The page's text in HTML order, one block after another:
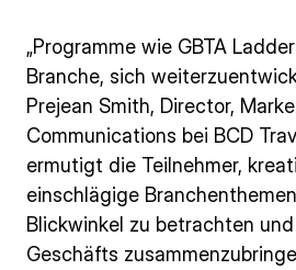
„Programme wie GBTA
Branche, sich
Prejean Smith, Director,
Communications bei BCD
ermutigt die Teilnehmer,
einschlägige
Blickwinkel zu betrachten
Geschäfts